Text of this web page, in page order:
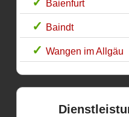
Baienfurt
Baindt
Wangen im Allgäu